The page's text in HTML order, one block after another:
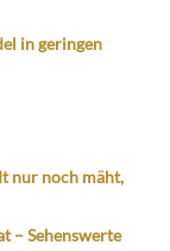
in geringen
nur noch mäht,
– Sehenswerte